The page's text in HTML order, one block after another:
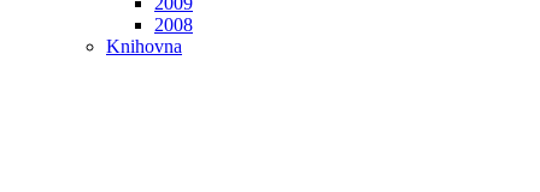
2008
Knihovna